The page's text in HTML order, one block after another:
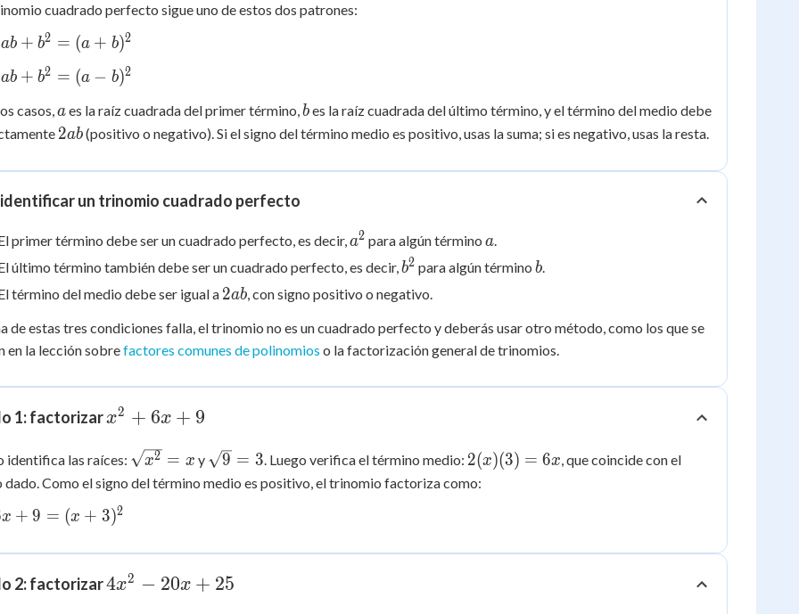
cuadrado perfecto sigue uno de estos dos patrones:
ab + b2 = (a + b)2
ab + b2 = (a − b)2
casos,a
aes la raíz cuadrada del primer término,b
bes la raíz cuadrada del último término, y el término del medio debe
2ab
2ab(positivo o negativo). Si el signo del término medio es positivo, usas la suma; si es negativo, usas la resta.
un trinomio cuadrado perfecto
primer término debe ser un cuadrado perfecto, es decir,a^2
a2 para algún término a
a.
último término también debe ser un cuadrado perfecto, es decir,b^2
b2 para algún término b
b.
término del medio debe ser igual a 2ab
2ab, con signo positivo o negativo.
de estas tres condiciones falla, el trinomio no es un cuadrado perfecto y deberás usar otro método, como los que se
en la lección sobrefactores comunes de polinomios o la factorización general de trinomios.
1: factorizarx^2
6x
+ 9
x2 + 6x + 9
identifica las raíces: \sqrt{x^2}
= x
x2 = x y \sqrt{9}
= 3
9 = 3. Luego verifica el término medio: 2(x)
(3)
2(x)(3) = 6x, que coincide con el
dado. Como el signo del término medio es positivo, el trinomio factoriza como:
x + 9 = (x + 3)2
2: factorizar4x^2
4x2 − 20x + 25